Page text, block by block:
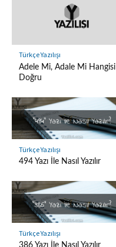
Türkçe Yazılışı
Adele Mi, Adale Mi Hangisi
Doğru
Türkçe Yazılışı
494 Yazı İle Nasıl Yazılır
Türkçe Yazılışı
386 Yazı İle Nasıl Yazılır